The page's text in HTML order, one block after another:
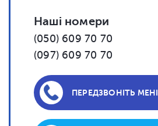
Наші номери
(050) 609 70 70
(097) 609 70 70
ПЕРЕДЗВОНІТЬ МЕНІ